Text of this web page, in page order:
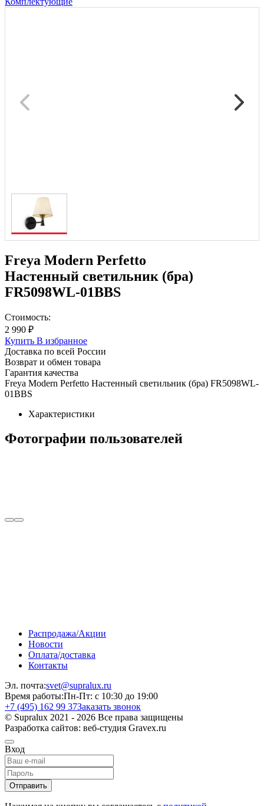
Freya Modern Perfetto
Настенный светильник (бра)
FR5098WL-01BBS
Стоимость:
2 990 ₽
Купить В избранное
Доставка по всей России
Возврат и обмен товара
Гарантия качества
Freya Modern Perfetto Настенный светильник (бра) FR5098WL-
01BBS
Характеристики
Фотографии пользователей
Распродажа/Акции
Новости
Оплата/доставка
Контакты
Эл. почта:svet@supralux.ru
Время работы:Пн-Пт: с 10:30 до 19:00
+7 (495) 162 99 37Заказать звонок
© Supralux 2021 - 2026 Все права защищены
Разработка сайтов: веб-студия Gravex.ru
Вход
Отправить